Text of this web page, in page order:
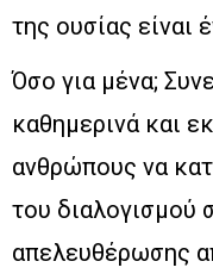
της ουσίας είναι
Όσο για μένα;
καθημερινά και
ανθρώπους να
του διαλογισμού
απελευθέρωσης